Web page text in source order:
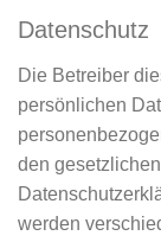
Datenschutz
Die Betreiber
persönlichen
den
werden